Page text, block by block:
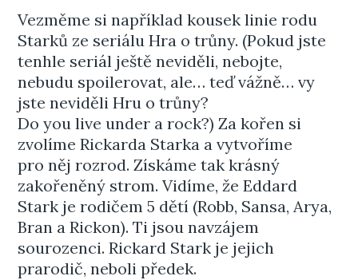
Vezměme si například kousek linie rodu
Starků ze seriálu Hra o trůny. (Pokud jste
tenhle seriál ještě neviděli, nebojte,
nebudu spoilerovat, ale… teď vážně… vy
jste neviděli Hru o trůny?
Do you live under a rock?) Za kořen si
zvolíme Rickarda Starka a vytvoříme
pro něj rozrod. Získáme tak krásný
zakořeněný strom. Vidíme, že Eddard
Stark je rodičem 5 dětí (Robb, Sansa, Arya,
Bran a Rickon). Ti jsou navzájem
sourozenci. Rickard Stark je jejich
prarodič, neboli předek.